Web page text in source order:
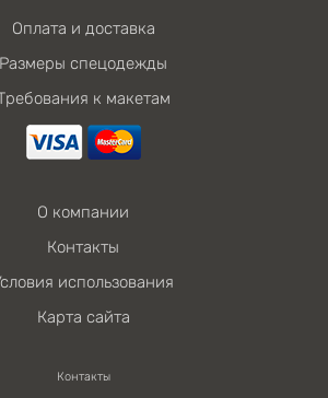
Оплата и доставка
Размеры спецодежды
к макетам
О компании
Контакты
использования
Карта сайта
Контакты